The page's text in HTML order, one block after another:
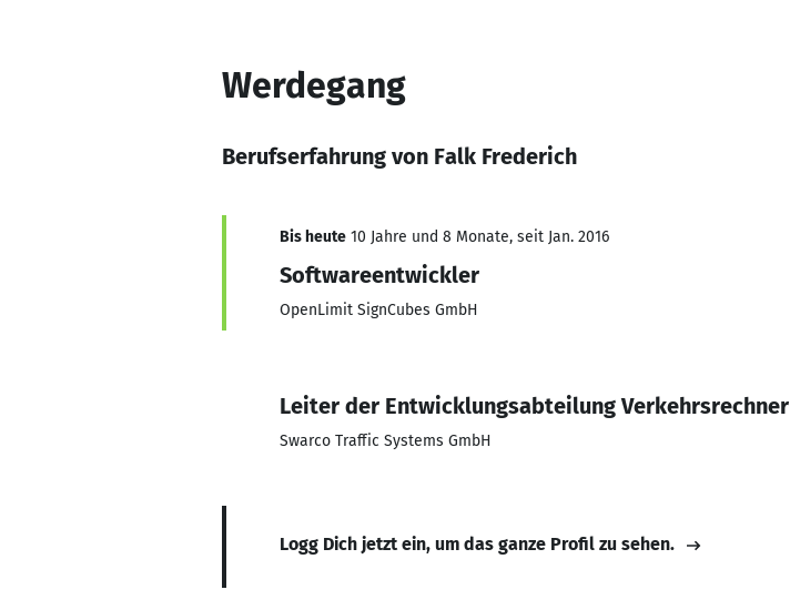
Werdegang
Berufserfahrung von Falk Frederich
Bis heute 10 Jahre und 8 Monate, seit Jan. 2016
Softwareentwickler
OpenLimit SignCubes GmbH
Leiter der Entwicklungsabteilung Verkehrsrechner
Swarco Traffic Systems GmbH
Logg Dich jetzt ein, um das ganze Profil zu sehen.